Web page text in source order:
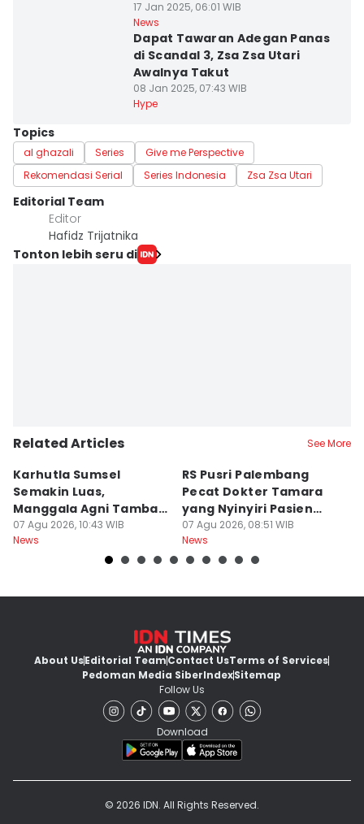
17 Jan 2025, 06:01 WIB
News
Dapat Tawaran Adegan Panas
di Scandal 3, Zsa Zsa Utari
Awalnya Takut
08 Jan 2025, 07:43 WIB
Hype
Topics
al ghazali Series
Give me Perspective
Rekomendasi Serial
Series Indonesia Zsa Zsa Utari
Editorial Team
Editor
Hafidz Trijatnika
Tonton lebih seru di
Related Articles See More
Karhutla Sumsel
Semakin Luas,
Manggala Agni Tambah
Regu Pemadam
07 Agu 2026, 10:43 WIB
News
RS Pusri Palembang
Pecat Dokter Tamara
yang Nyinyiri Pasien
Yurizal
07 Agu 2026, 08:51 WIB
News
About UsEditorial TeamContact UsTerms of Services
Pedoman Media SiberIndexSitemap
Follow Us
Download
© 2026 IDN. All Rights Reserved.